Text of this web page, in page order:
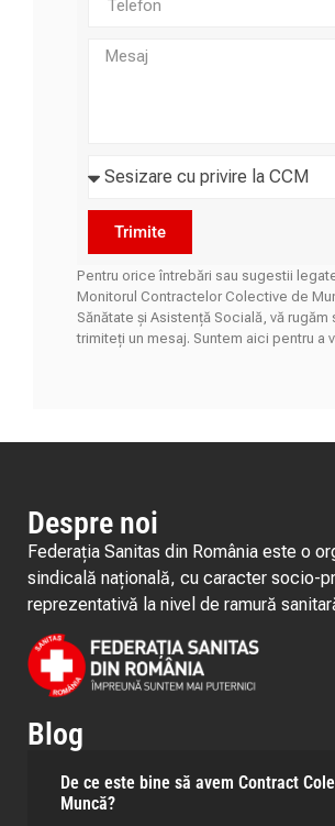
Trimite
Pentru orice întrebări sau sugestii
Monitorul Contractelor Colective de
Sănătate și Asistență Socială, vă rugăm
trimiteți un mesaj. Suntem aici pentru a
Despre noi
Federația Sanitas din România este o
sindicală națională, cu caracter socio-
reprezentativă la nivel de ramură
Blog
De ce este bine să avem Contract
Muncă?